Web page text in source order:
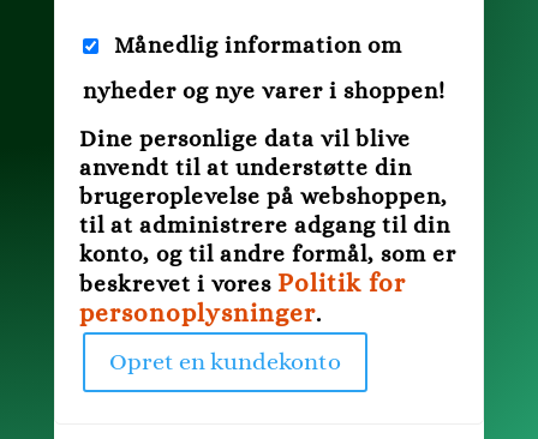
Månedlig information om
nyheder og nye varer i shoppen!
Dine personlige data vil blive
anvendt til at understøtte din
brugeroplevelse på webshoppen,
til at administrere adgang til din
konto, og til andre formål, som er
beskrevet i vores Politik for
personoplysninger.
Opret en kundekonto